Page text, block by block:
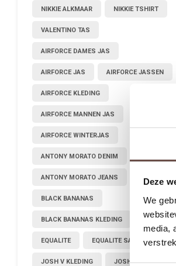
Deze
We
media,
NIKKIE ALKMAAR NIKKIE TSHIRT
VALENTINO TAS
AIRFORCE DAMES JAS
AIRFORCE JAS AIRFORCE JASSEN
AIRFORCE KLEDING
AIRFORCE MANNEN JAS
AIRFORCE WINTERJAS
ANTONY MORATO DENIM
ANTONY MORATO JEANS
BLACK BANANAS
BLACK BANANAS KLEDING
EQUALITE EQUALITE SALE
JOSH V KLEDING JOSHV KLEDING